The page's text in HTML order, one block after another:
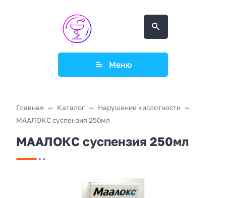
Меню
Главная Каталог
Нарушение кислотности
МААЛОКС суспензия 250мл
МААЛОКС суспензия 250мл